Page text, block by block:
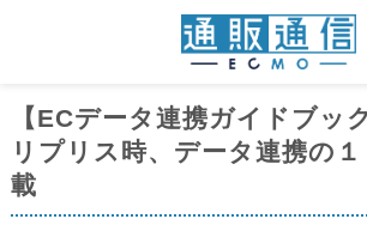
【ECデータ連携ガイドブッ
リプリス時、データ連携の
載